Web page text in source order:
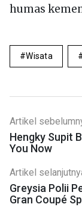
humas
Wisata
Artikel
Hengky Supit
You Now
Artikel
Greysia Polii
Gran Coupé